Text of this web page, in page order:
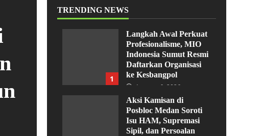
TRENDING NEWS
1
Langkah Awal Perkuat
Profesionalisme, MIO
Indonesia Sumut Resmi
Daftarkan Organisasi
ke Kesbangpol
Agustus 6, 2026
Aksi Kamisan di
Posbloc Medan Soroti
Isu HAM, Supremasi
Sipil, dan Persoalan